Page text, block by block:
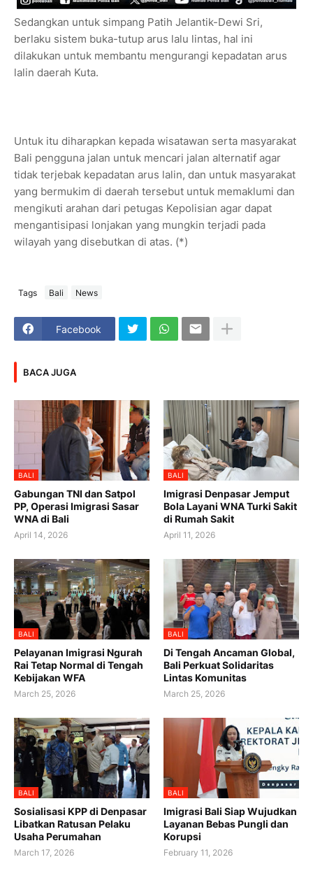
Sedangkan untuk simpang Patih Jelantik-Dewi Sri,
berlaku sistem buka-tutup arus lalu lintas, hal ini
dilakukan untuk membantu mengurangi kepadatan arus
lalin daerah Kuta.
Untuk itu diharapkan kepada wisatawan serta masyarakat
Bali pengguna jalan untuk mencari jalan alternatif agar
tidak terjebak kepadatan arus lalin, dan untuk masyarakat
yang bermukim di daerah tersebut untuk memaklumi dan
mengikuti arahan dari petugas Kepolisian agar dapat
mengantisipasi lonjakan yang mungkin terjadi pada
wilayah yang disebutkan di atas. (*)
Tags Bali News
Facebook
BACA JUGA
BALI
Gabungan TNI dan Satpol
PP, Operasi Imigrasi Sasar
WNA di Bali
April 14, 2026
BALI
Imigrasi Denpasar Jemput
Bola Layani WNA Turki Sakit
di Rumah Sakit
April 11, 2026
BALI
Pelayanan Imigrasi Ngurah
Rai Tetap Normal di Tengah
Kebijakan WFA
March 25, 2026
BALI
Di Tengah Ancaman Global,
Bali Perkuat Solidaritas
Lintas Komunitas
March 25, 2026
BALI
Sosialisasi KPP di Denpasar
Libatkan Ratusan Pelaku
Usaha Perumahan
March 17, 2026
BALI
Imigrasi Bali Siap Wujudkan
Layanan Bebas Pungli dan
Korupsi
February 11, 2026